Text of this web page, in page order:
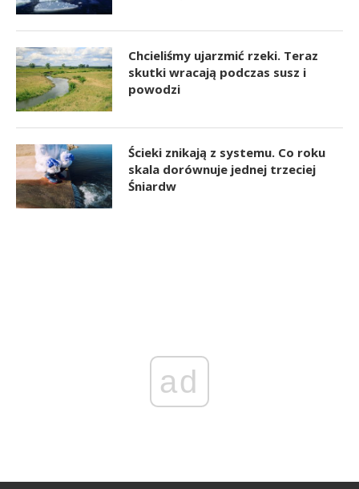
Chcieliśmy ujarzmić rzeki. Teraz
skutki wracają podczas susz i
powodzi
Ścieki znikają z systemu. Co roku
skala dorównuje jednej trzeciej
Śniardw
ad